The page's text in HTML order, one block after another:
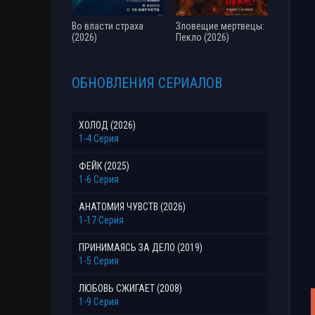
Во власти страха
(2026)
Зловещие мертвецы:
Пекло (2026)
ОБНОВЛЕНИЯ СЕРИАЛОВ
ХОЛОД (2026)
1-4 Серия
ФЕЙК (2025)
1-6 Серия
АНАТОМИЯ ЧУВСТВ (2026)
1-17 Серия
ПРИНИМАЯСЬ ЗА ДЕЛО (2019)
1-5 Серия
ЛЮБОВЬ СЖИГАЕТ (2008)
1-9 Серия